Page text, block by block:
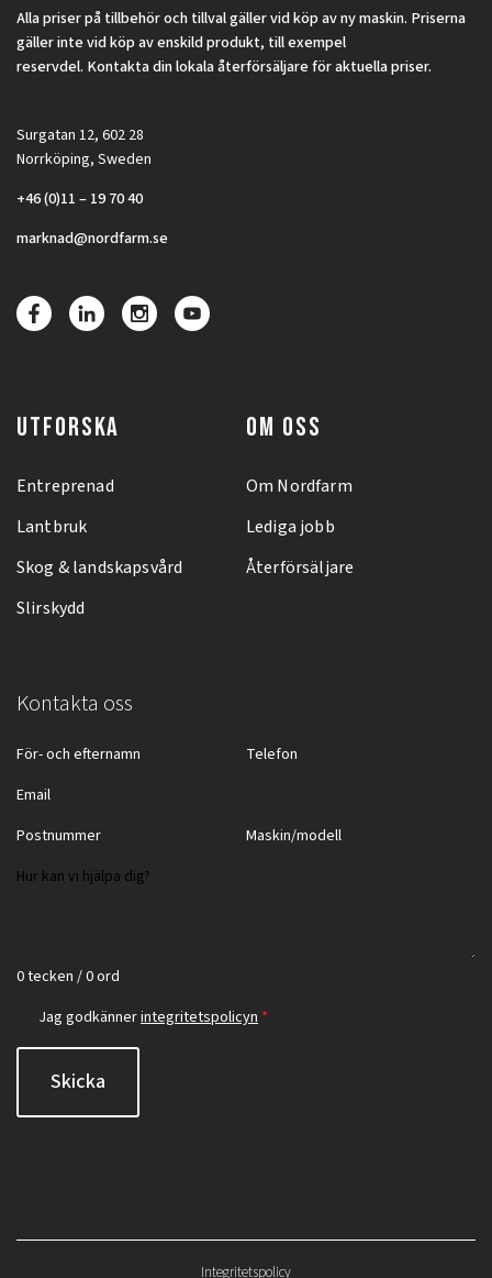
Alla priser på tillbehör och tillval gäller vid köp av ny maskin. Priserna
gäller inte vid köp av enskild produkt, till exempel
reservdel. Kontakta din lokala återförsäljare för aktuella priser.
Surgatan 12, 602 28
Norrköping, Sweden
+46 (0)11 – 19 70 40
marknad@nordfarm.se
UTFORSKA
Entreprenad
Lantbruk
Skog & landskapsvård
Slirskydd
OM OSS
Om Nordfarm
Lediga jobb
Återförsäljare
Kontakta oss
0 tecken / 0 ord
Jag godkännerintegritetspolicyn *
Skicka
Integritetspolicy